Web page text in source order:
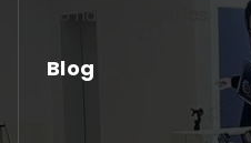
No hay categorías
Blog